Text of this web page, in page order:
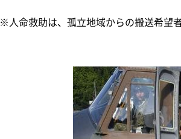
※人命救助は、孤立地域からの搬送希望